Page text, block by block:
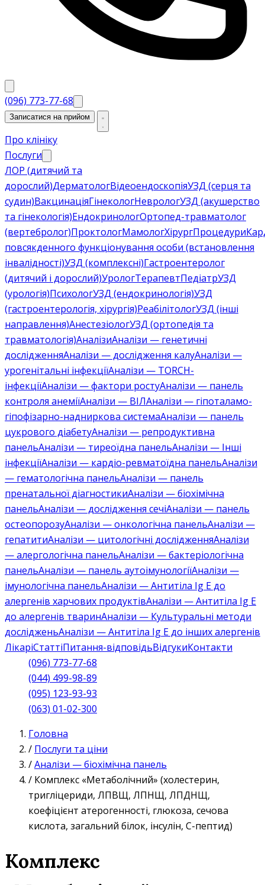
(096) 773-77-68
Записатися на прийом
Про клініку
Послуги
ЛОР (дитячий та
дорослий)ДерматологВідеоендоскопіяУЗД (серця та
судин)ВакцинаціяГінекологНеврологУЗД (акушерство
та гінекологія)ЕндокринологОртопед-травматолог
(вертебролог)ПроктологМамологХірургПроцедури
повсякденного функціонування особи (встановлення
інвалідності)УЗД (комплексні)Гастроентеролог
(дитячий і дорослий)УрологТерапевтПедіатрУЗД
(урологія)ПсихологУЗД (ендокринологія)УЗД
(гастроентерологія, хірургія)РеабілітологУЗД (інші
направлення)АнестезіологУЗД (ортопедія та
травматологія)АналізиАналізи — генетичні
дослідженняАналізи — дослідження калуАналізи —
урогенітальні інфекціїАналізи — TORCH-
інфекціїАналізи — фактори ростуАналізи — панель
контроля анеміїАналізи — ВІЛАналізи — гіпоталамо-
гіпофізарно-надниркова системаАналізи — панель
цукрового діабетуАналізи — репродуктивна
панельАналізи — тиреоїдна панельАналізи — Інші
інфекціїАналізи — кардіо-ревматоїдна панельАналізи
— гематологічна панельАналізи — панель
пренатальної діагностикиАналізи — біохімічна
панельАналізи — дослідження сечіАналізи — панель
остеопорозуАналізи — онкологічна панельАналізи —
гепатитиАналізи — цитологічні дослідженняАналізи
— алергологічна панельАналізи — бактеріологічна
панельАналізи — панель аутоімунологіїАналізи —
імунологічна панельАналізи — Антитіла Ig E до
алергенів харчових продуктівАналізи — Антитіла Ig E
до алергенів тваринАналізи — Культуральні методи
дослідженьАналізи — Антитіла Ig E до інших алергенів
ЛікаріСтаттіПитання-відповідьВідгукиКонтакти
(096) 773-77-68
(044) 499-98-89
(095) 123-93-93
(063) 01-02-300
Головна
/ Послуги та ціни
/Аналізи — біохімічна панель
/ Комплекс «Метаболічний» (холестерин,
тригліцериди, ЛПВЩ, ЛПНЩ, ЛПДНЩ,
коефіцієнт атерогенності, глюкоза, сечова
кислота, загальний білок, інсулін, C-пептид)
Комплекс